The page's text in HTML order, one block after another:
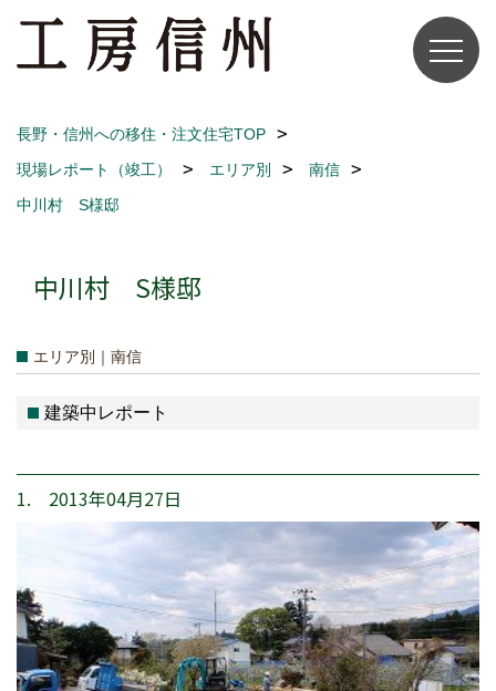
長野・信州への移住・注文住宅TOP
現場レポート（竣工）
エリア別
南信
中川村 S様邸
中川村 S様邸
エリア別｜南信
建築中レポート
1. 2013年04月27日